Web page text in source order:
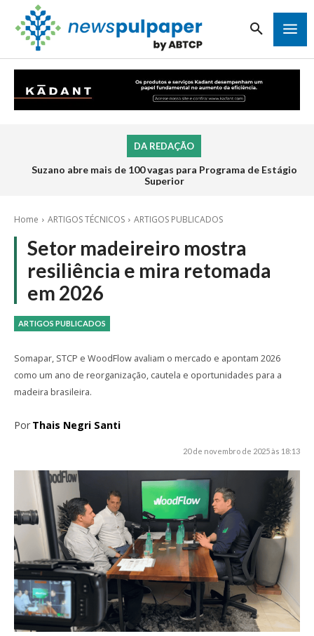
DA REDAÇÃO
Suzano abre mais de 100 vagas para Programa de Estágio
Superior
Home ARTIGOS TÉCNICOS ARTIGOS PUBLICADOS
Setor madeireiro mostra
resiliência e mira retomada
em 2026
ARTIGOS PUBLICADOS
Somapar, STCP e WoodFlow avaliam o mercado e apontam 2026
como um ano de reorganização, cautela e oportunidades para a
madeira brasileira.
Por Thais Negri Santi
20 de novembro de 2025 às 18:13